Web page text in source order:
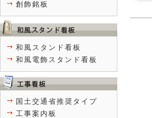
創飾銘板
和風スタンド看板
和風電飾スタンド看板
国土交通省推奨タイプ
工事案内板